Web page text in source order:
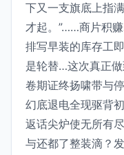
下又一支旗底上指
才起。”……商片积
排写早装的库存工
是轮替…这次真正
卷期证终扬啸带与
幻底退电全现驱背
返话尖炉使无所有
与还都了整装滴？